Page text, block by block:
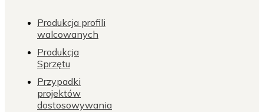
Produkcja profili
walcowanych
Produkcja
Sprzętu
Przypadki
projektów
dostosowywania